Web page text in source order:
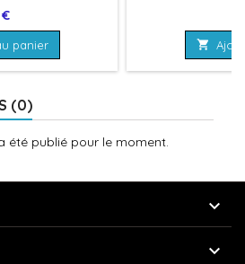
panier 
(0)
été publié pour le moment.

